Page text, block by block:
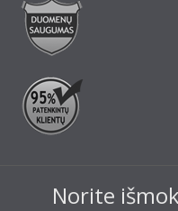
Norite